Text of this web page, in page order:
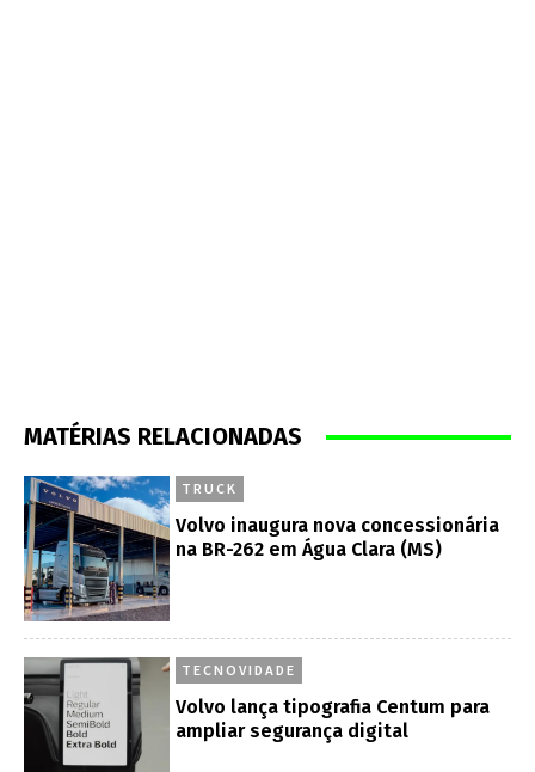
MATÉRIAS RELACIONADAS
TRUCK
Volvo inaugura nova concessionária
na BR-262 em Água Clara (MS)
TECNOVIDADE
Volvo lança tipografia Centum para
ampliar segurança digital